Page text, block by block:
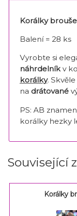
Korálky
Balení = 28 ks
Vyrobte si
náhrdelníkv
korálky.
na drátované
PS: AB
korálky hezky
Související
Korálky